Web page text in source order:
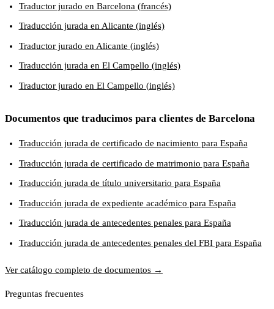
Traductor jurado en Barcelona (francés)
Traducción jurada en Alicante (inglés)
Traductor jurado en Alicante (inglés)
Traducción jurada en El Campello (inglés)
Traductor jurado en El Campello (inglés)
Documentos que traducimos para clientes de Barcelona
Traducción jurada de certificado de nacimiento para España
Traducción jurada de certificado de matrimonio para España
Traducción jurada de título universitario para España
Traducción jurada de expediente académico para España
Traducción jurada de antecedentes penales para España
Traducción jurada de antecedentes penales del FBI para España
Ver catálogo completo de documentos →
Preguntas frecuentes